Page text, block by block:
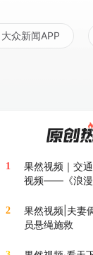
大众新闻APP
1
果然视频｜交
视频——《浪漫“
2
果然视频|夫妻
员悬绳施救